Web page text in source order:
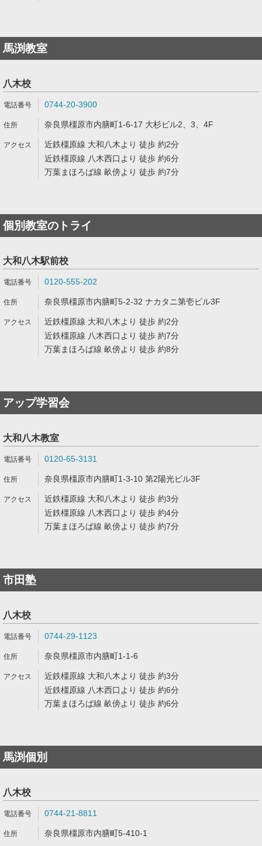
馬渕教室
八木校
0744-20-3900
奈良県橿原市内膳町1-6-17 大杉ビル2、3、4F
近鉄橿原線 大和八木より 徒歩 約2分
近鉄橿原線 八木西口より 徒歩 約6分
万葉まほろば線 畝傍より 徒歩 約7分
個別教室のトライ
大和八木駅前校
0120-555-202
奈良県橿原市内膳町5-2-32 ナカタニ第壱ビル3F
近鉄橿原線 大和八木より 徒歩 約2分
近鉄橿原線 八木西口より 徒歩 約7分
万葉まほろば線 畝傍より 徒歩 約8分
アップ学習会
大和八木教室
0120-65-3131
奈良県橿原市内膳町1-3-10 第2陽光ビル3F
近鉄橿原線 大和八木より 徒歩 約3分
近鉄橿原線 八木西口より 徒歩 約4分
万葉まほろば線 畝傍より 徒歩 約7分
市田塾
八木校
0744-29-1123
奈良県橿原市内膳町1-1-6
近鉄橿原線 大和八木より 徒歩 約3分
近鉄橿原線 八木西口より 徒歩 約6分
万葉まほろば線 畝傍より 徒歩 約6分
馬渕個別
八木校
0744-21-8811
奈良県橿原市内膳町5-410-1